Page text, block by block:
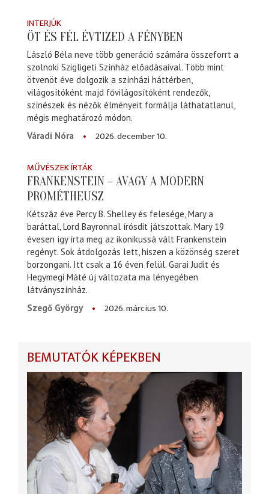
INTERJÚK
ÖT ÉS FÉL ÉVTIZED A FÉNYBEN
László Béla neve több generáció számára összeforrt a
szolnoki Szigligeti Színház előadásaival. Több mint
ötvenöt éve dolgozik a színházi háttérben,
világosítóként majd fővilágosítóként rendezők,
színészek és nézők élményeit formálja láthatatlanul,
mégis meghatározó módon.
Váradi Nóra
2026. december 10.
MŰVÉSZEK ÍRTÁK
FRANKENSTEIN – AVAGY A MODERN
PROMÉTHEUSZ
Kétszáz éve Percy B. Shelley és felesége, Mary a
baráttal, Lord Bayronnal írósdit játszottak. Mary 19
évesen így írta meg az ikonikussá vált Frankenstein
regényt. Sok átdolgozás lett, hiszen a közönség szeret
borzongani. Itt csak a 16 éven felül. Garai Judit és
Hegymegi Máté új változata ma lényegében
látványszínház.
Szegő György
2026. március 10.
BEMUTATÓK KÉPEKBEN